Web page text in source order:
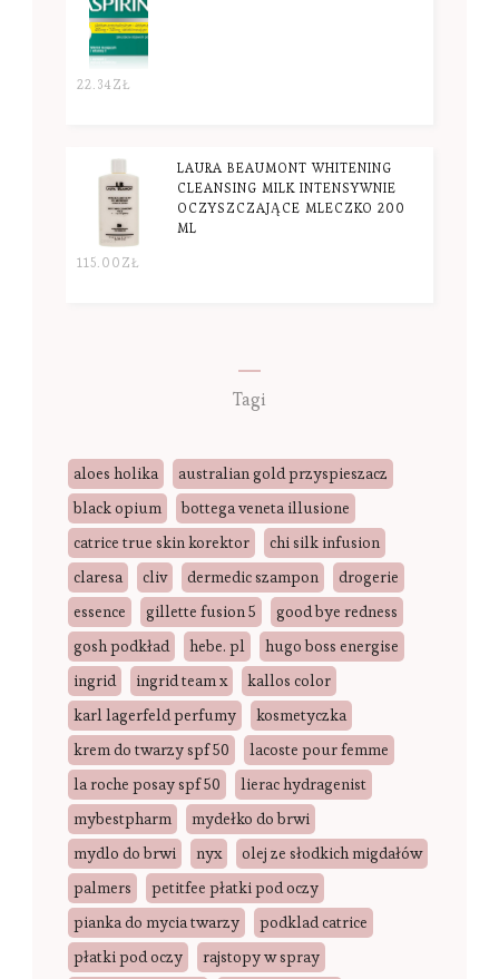
22.34 ZŁ
LAURA BEAUMONT WHITENING
CLEANSING MILK INTENSYWNIE
OCZYSZCZAJĄCE MLECZKO 200
ML
115.00 ZŁ
Tagi
aloes holika
australian gold przyspieszacz
black opium
bottega veneta illusione
catrice true skin korektor
chi silk infusion
claresa
cliv dermedic szampon
drogerie
essence
gillette fusion 5
good bye redness
gosh podkład
hebe. pl
hugo boss energise
ingrid
ingrid team x
kallos color
karl lagerfeld perfumy
kosmetyczka
krem do twarzy spf 50
lacoste pour femme
la roche posay spf 50
lierac hydragenist
mybestpharm
mydełko do brwi
mydlo do brwi
nyx
olej ze słodkich migdałów
palmers
petitfee płatki pod oczy
pianka do mycia twarzy
podklad catrice
płatki pod oczy
rajstopy w spray